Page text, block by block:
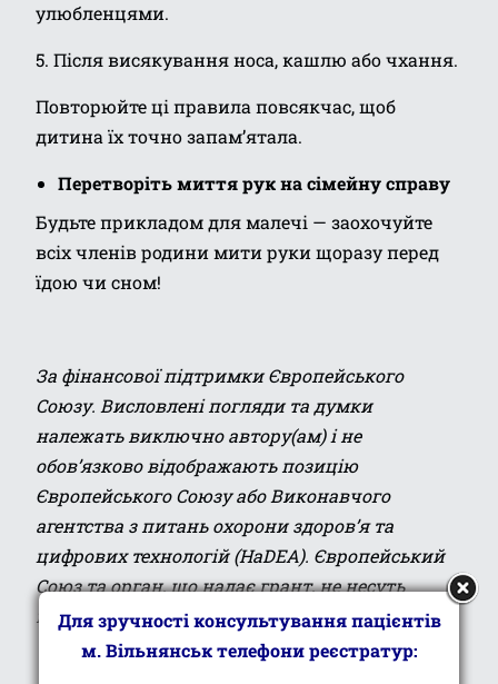
улюбленцями.
5. Після висякування носа, кашлю або чхання.
Повторюйте ці правила повсякчас, щоб
дитина їх точно запам’ятала.
Перетворіть миття рук на сімейну справу
Будьте прикладом для малечі — заохочуйте
всіх членів родини мити руки щоразу перед
їдою чи сном!
За фінансової підтримки Європейського
Союзу. Висловлені погляди та думки
належать виключно автору(ам) і не
обов’язково відображають позицію
Європейського Союзу або Виконавчого
агентства з питань охорони здоров’я та
цифрових технологій (HaDEA). Європейський
Союз та орган, що надає грант, не несуть
відповідальності за зміст матеріалу.
Для зручності консультування пацієнтів
м. Вільнянськ телефони реєстратур: